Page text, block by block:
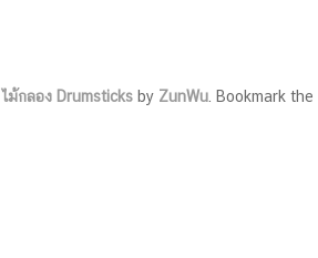
ไม้กลอง Drumsticks by ZunWu. Bookmark the